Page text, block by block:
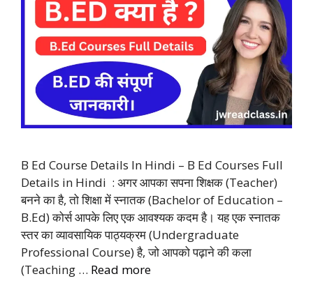
B Ed Course Details In Hindi – B Ed Courses Full
Details in Hindi : अगर आपका सपना शिक्षक (Teacher)
बनने का है, तो शिक्षा में स्नातक (Bachelor of Education –
B.Ed) कोर्स आपके लिए एक आवश्यक कदम है। यह एक स्नातक
स्तर का व्यावसायिक पाठ्यक्रम (Undergraduate
Professional Course) है, जो आपको पढ़ाने की कला
(Teaching … Read more